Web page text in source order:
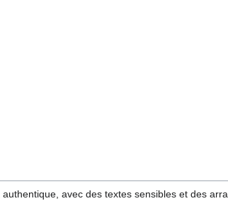
avec des textes sensibles et des